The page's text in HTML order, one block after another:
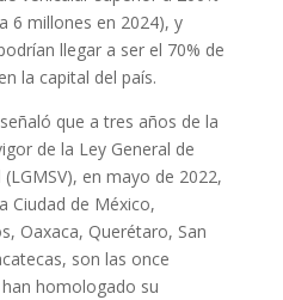
6 millones en 2024), y
llegar a ser el 70% de
la capital del país.
que a tres años de la
de la Ley General de
en mayo de 2022,
Ciudad de México,
Oaxaca, Querétaro, San
son las once
homologado su